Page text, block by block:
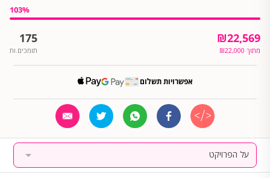
103%
₪22,569
מתוך ₪22,000
175
תומכים.ות
אפשרויות תשלום
על הפרויקט